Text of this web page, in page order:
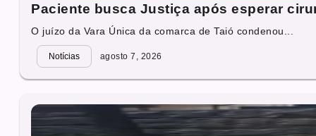
Paciente busca Justiça após esperar
O juízo da Vara Única da comarca de Taió condenou...
Notícias agosto 7, 2026